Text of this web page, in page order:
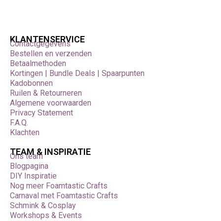
KLANTENSERVICE
Contactgegevens
Bestellen en verzenden
Betaalmethoden
Kortingen | Bundle Deals | Spaarpunten
Kadobonnen
Ruilen & Retourneren
Algemene voorwaarden
Privacy Statement
F.A.Q.
Klachten
TEAM & INSPIRATIE
Ons team
Blogpagina
DIY Inspiratie
Nog meer Foamtastic Crafts
Carnaval met Foamtastic Crafts
Schmink & Cosplay
Workshops & Events